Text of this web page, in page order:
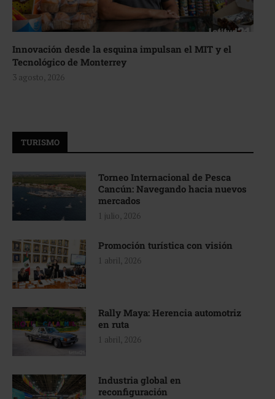
Innovación desde la esquina impulsan el MIT y el
Tecnológico de Monterrey
3 agosto, 2026
TURISMO
Torneo Internacional de Pesca
Cancún: Navegando hacia nuevos
mercados
1 julio, 2026
Promoción turística con visión
1 abril, 2026
Rally Maya: Herencia automotriz
en ruta
1 abril, 2026
Industria global en
reconfiguración